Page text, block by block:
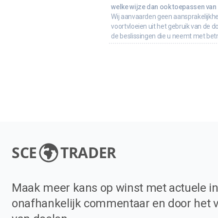
welke wijze dan ook toepassen
Wij aanvaarden geen
voortvloeien uit het gebruik van de
de beslissingen die u neemt met
SCE TRADER
Maak meer kans op winst met actuele
onafhankelijk commentaar en door het